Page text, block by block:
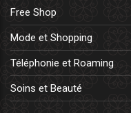
Free Shop
Mode et Shopping
Téléphonie et Roaming
Soins et Beauté